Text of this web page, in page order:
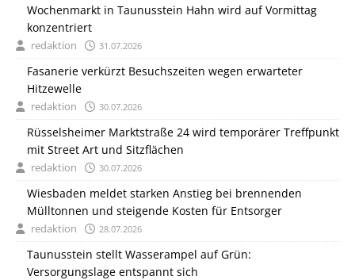
Wochenmarkt in Taunusstein Hahn wird auf Vormittag
konzentriert
redaktion 31.07.2026
Fasanerie verkürzt Besuchszeiten wegen erwarteter
Hitzewelle
redaktion 30.07.2026
Rüsselsheimer Marktstraße 24 wird temporärer Treffpunkt
mit Street Art und Sitzflächen
redaktion 30.07.2026
Wiesbaden meldet starken Anstieg bei brennenden
Mülltonnen und steigende Kosten für Entsorger
redaktion 28.07.2026
Taunusstein stellt Wasserampel auf Grün:
Versorgungslage entspannt sich